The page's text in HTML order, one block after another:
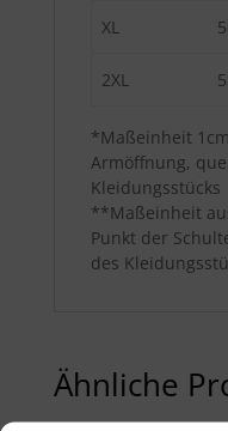
XL
2XL
*Maßeinheit
Armöffnung,
Kleidungsstücks
**Maßeinheit
Punkt der
des
Ähnliche